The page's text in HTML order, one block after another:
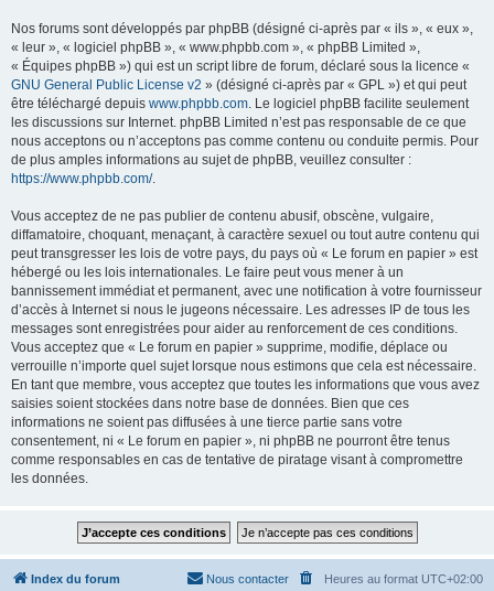
Nos forums sont développés par phpBB (désigné ci-après par « ils », « eux »,
« leur », « logiciel phpBB », « www.phpbb.com », « phpBB Limited »,
« Équipes phpBB ») qui est un script libre de forum, déclaré sous la licence «
GNU General Public License v2 » (désigné ci-après par « GPL ») et qui peut
être téléchargé depuis www.phpbb.com. Le logiciel phpBB facilite seulement
les discussions sur Internet. phpBB Limited n’est pas responsable de ce que
nous acceptons ou n’acceptons pas comme contenu ou conduite permis. Pour
de plus amples informations au sujet de phpBB, veuillez consulter :
https://www.phpbb.com/.
Vous acceptez de ne pas publier de contenu abusif, obscène, vulgaire,
diffamatoire, choquant, menaçant, à caractère sexuel ou tout autre contenu qui
peut transgresser les lois de votre pays, du pays où « Le forum en papier » est
hébergé ou les lois internationales. Le faire peut vous mener à un
bannissement immédiat et permanent, avec une notification à votre fournisseur
d’accès à Internet si nous le jugeons nécessaire. Les adresses IP de tous les
messages sont enregistrées pour aider au renforcement de ces conditions.
Vous acceptez que « Le forum en papier » supprime, modifie, déplace ou
verrouille n’importe quel sujet lorsque nous estimons que cela est nécessaire.
En tant que membre, vous acceptez que toutes les informations que vous avez
saisies soient stockées dans notre base de données. Bien que ces
informations ne soient pas diffusées à une tierce partie sans votre
consentement, ni « Le forum en papier », ni phpBB ne pourront être tenus
comme responsables en cas de tentative de piratage visant à compromettre
les données.
Index du forum Heures au format UTC+02:00
Nous contacter